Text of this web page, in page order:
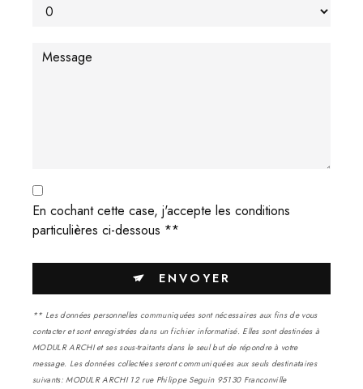
En cochant cette case, j'accepte les conditions
particulières ci-dessous **
ENVOYER
** Les données personnelles communiquées sont nécessaires aux fins de vous
contacter et sont enregistrées dans un fichier informatisé. Elles sont destinées à
MODULR ARCHI et ses sous-traitants dans le seul but de répondre à votre
message. Les données collectées seront communiquées aux seuls destinataires
suivants: MODULR ARCHI 12 rue Philippe Seguin 95130 Franconville